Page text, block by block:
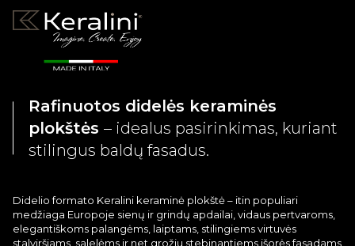
Rafinuotos didelės keraminės
plokštės – idealus pasirinkimas, kuriant
stilingus baldų fasadus.
Didelio formato Keralini keraminė plokštė – itin populiari
medžiaga Europoje sienų ir grindų apdailai, vidaus pertvaroms,
elegantiškoms palangėms, laiptams, stilingiems virtuvės
stalviršiams, salelėms ir net grožiu stebinantiems išorės fasadams